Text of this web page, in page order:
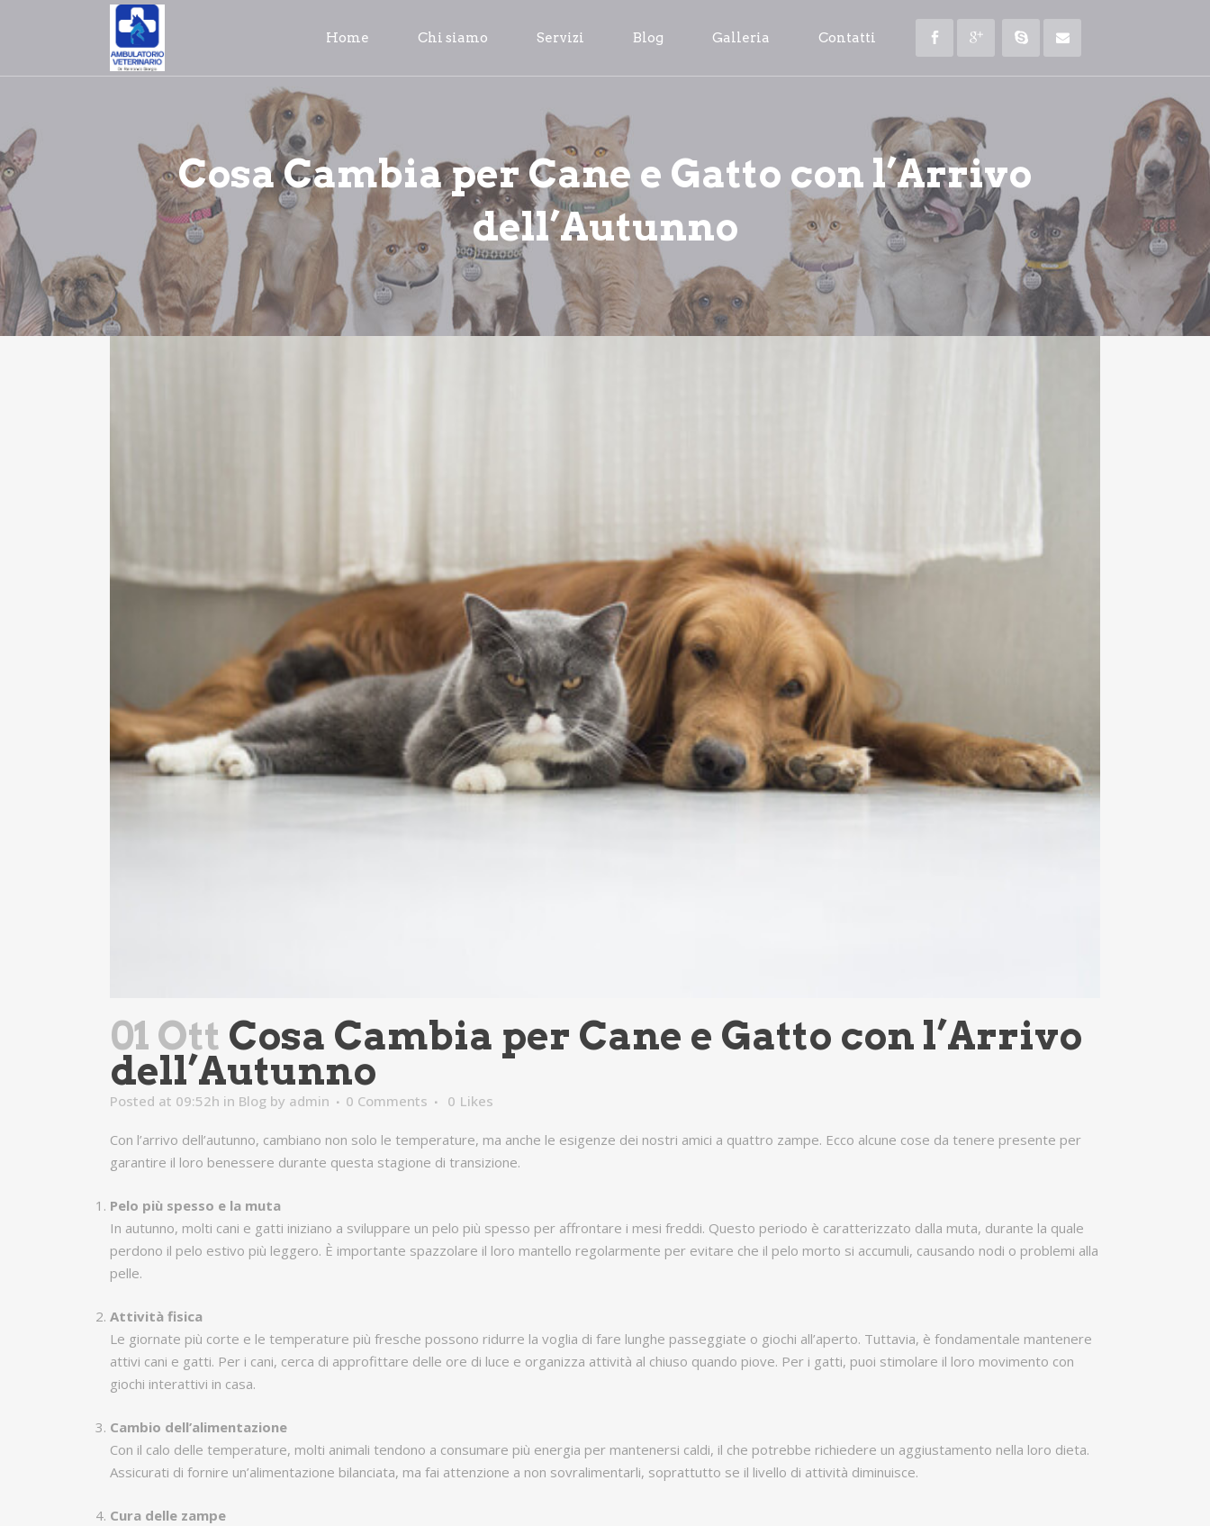
Home Chi siamo Servizi Blog Galleria Contatti
Cosa Cambia per Cane e Gatto con l’Arrivo
dell’Autunno
01 Ott Cosa Cambia per Cane e Gatto con l’Arrivo
dell’Autunno
Posted at 09:52h in Blog by admin 0 Comments 0 Likes
Con l’arrivo dell’autunno, cambiano non solo le temperature, ma anche le esigenze dei nostri amici a quattro zampe. Ecco alcune cose da tenere presente per
garantire il loro benessere durante questa stagione di transizione.
Pelo più spesso e la muta
In autunno, molti cani e gatti iniziano a sviluppare un pelo più spesso per affrontare i mesi freddi. Questo periodo è caratterizzato dalla muta, durante la quale
perdono il pelo estivo più leggero. È importante spazzolare il loro mantello regolarmente per evitare che il pelo morto si accumuli, causando nodi o problemi alla
pelle.
Attività fisica
Le giornate più corte e le temperature più fresche possono ridurre la voglia di fare lunghe passeggiate o giochi all’aperto. Tuttavia, è fondamentale mantenere
attivi cani e gatti. Per i cani, cerca di approfittare delle ore di luce e organizza attività al chiuso quando piove. Per i gatti, puoi stimolare il loro movimento con
giochi interattivi in casa.
Cambio dell’alimentazione
Con il calo delle temperature, molti animali tendono a consumare più energia per mantenersi caldi, il che potrebbe richiedere un aggiustamento nella loro dieta.
Assicurati di fornire un’alimentazione bilanciata, ma fai attenzione a non sovralimentarli, soprattutto se il livello di attività diminuisce.
Cura delle zampe